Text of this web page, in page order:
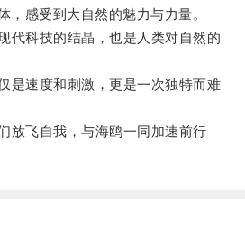
，感受到大自然的魅力与力量。
科技的结晶，也是人类对自然的
速度和刺激，更是一次独特而难
飞自我，与海鸥一同加速前行